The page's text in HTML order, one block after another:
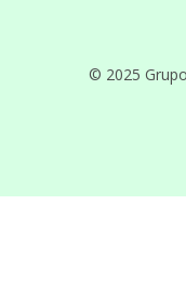
© 2025